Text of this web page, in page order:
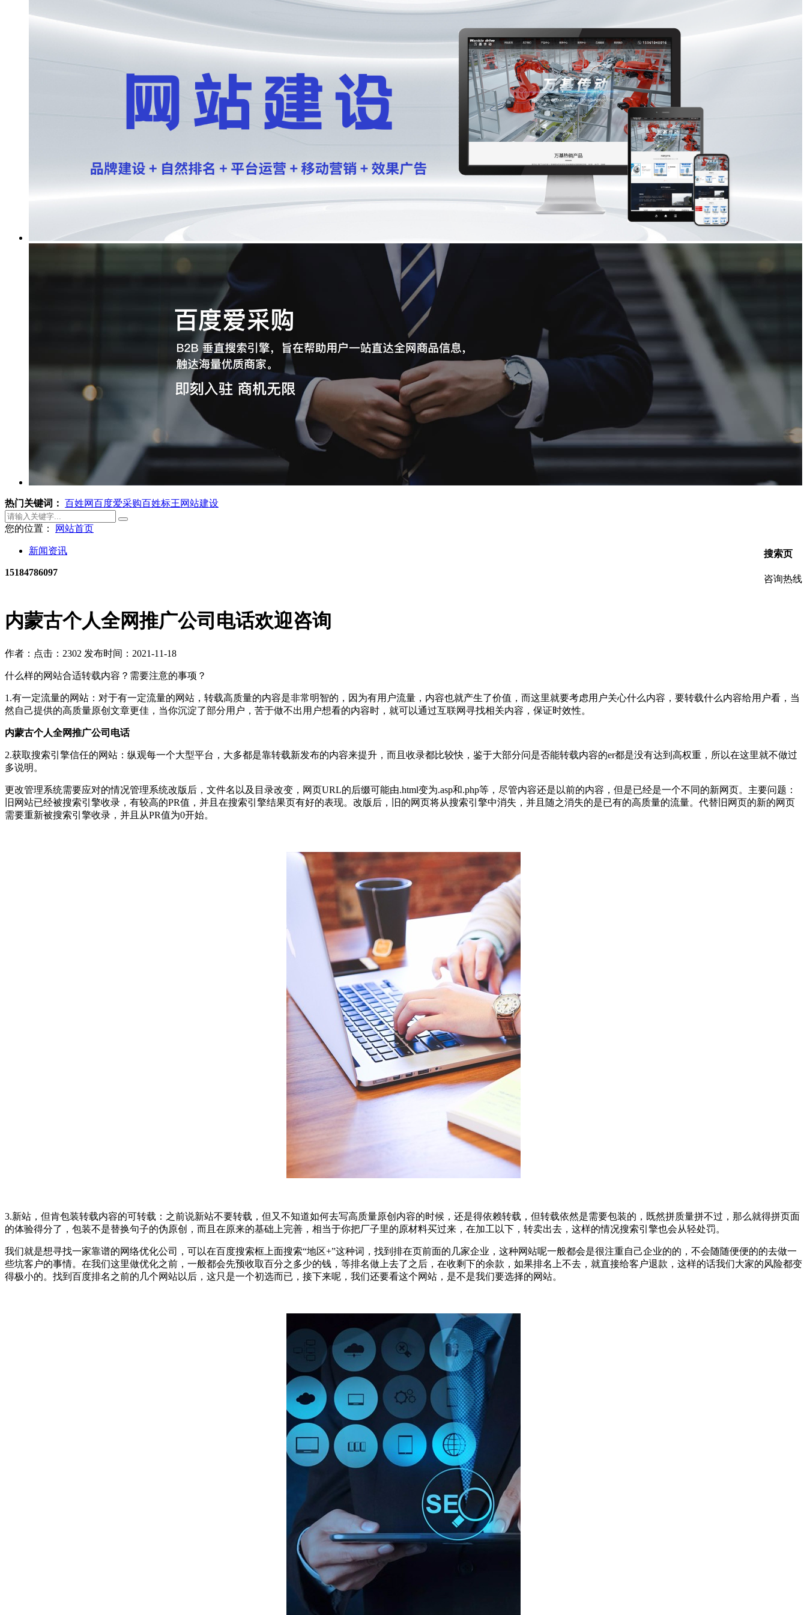
热门关键词： 百姓网百度爱采购百姓标王网站建设
您的位置： 网站首页
搜索页
咨询热线
内蒙古个人全网推广公司电话欢迎咨询
作者： 点击：2302 发布时间：2021-11-18
什么样的网站合适转载内容？需要注意的事项？
1.有一定流量的网站：对于有一定流量的网站，转载高质量的内容是非常明智的，因为有用户流量，内容也就产生了价值，而这里就要考虑用户关心什么内容，要转载什么内容给用户看，当
然自己提供的高质量原创文章更佳，当你沉淀了部分用户，苦于做不出用户想看的内容时，就可以通过互联网寻找相关内容，保证时效性。
内蒙古个人全网推广公司电话
2.获取搜索引擎信任的网站：纵观每一个大型平台，大多都是靠转载新发布的内容来提升，而且收录都比较快，鉴于大部分问是否能转载内容的er都是没有达到高权重，所以在这里就不做过
多说明。
更改管理系统需要应对的情况管理系统改版后，文件名以及目录改变，网页URL的后缀可能由.html变为.asp和.php等，尽管内容还是以前的内容，但是已经是一个不同的新网页。主要问题：
旧网站已经被搜索引擎收录，有较高的PR值，并且在搜索引擎结果页有好的表现。改版后，旧的网页将从搜索引擎中消失，并且随之消失的是已有的高质量的流量。代替旧网页的新的网页
需要重新被搜索引擎收录，并且从PR值为0开始。
3.新站，但肯包装转载内容的可转载：之前说新站不要转载，但又不知道如何去写高质量原创内容的时候，还是得依赖转载，但转载依然是需要包装的，既然拼质量拼不过，那么就得拼页面
的体验得分了，包装不是替换句子的伪原创，而且在原来的基础上完善，相当于你把厂子里的原材料买过来，在加工以下，转卖出去，这样的情况搜索引擎也会从轻处罚。
我们就是想寻找一家靠谱的网络优化公司，可以在百度搜索框上面搜索“地区+”这种词，找到排在页前面的几家企业，这种网站呢一般都会是很注重自己企业的的，不会随随便便的的去做一
些坑客户的事情。在我们这里做优化之前，一般都会先预收取百分之多少的钱，等排名做上去了之后，在收剩下的余款，如果排名上不去，就直接给客户退款，这样的话我们大家的风险都变
得极小的。找到百度排名之前的几个网站以后，这只是一个初选而已，接下来呢，我们还要看这个网站，是不是我们要选择的网站。
新闻资讯
15184786097